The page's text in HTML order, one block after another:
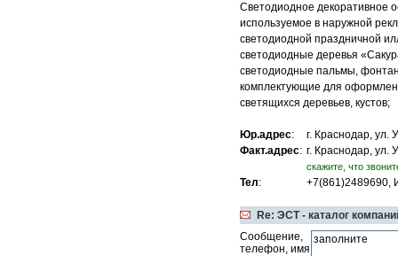
Светодиодное декоративное
используемое в наружной
светодиодной праздничной
светодиодные деревья
светодиодные пальмы,
комплектующие для
светящихся деревьев, кустов;
Юр.адрес:
г. Краснодар, ул.
Факт.адрес: г. Краснодар, ул.
cкажите, что
Тел: +7(861)2489690,
Re: ЭСТ - каталог
Сообщение,
телефон, имя